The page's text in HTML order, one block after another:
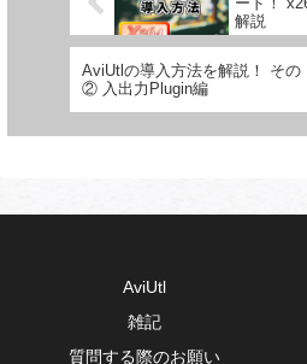
解説
AviUtlの導入方法を解説！ その
② 入出力Plugin編
AviUtl
雑記
質問する際のお願い